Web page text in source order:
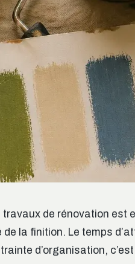
travaux de rénovation
la finition. Le temps
d’organisation,